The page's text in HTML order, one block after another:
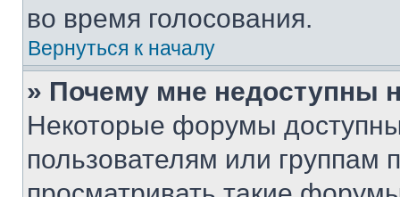
во время голосования.
Вернуться к началу
» Почему мне недоступны
Некоторые форумы
пользователям или группам